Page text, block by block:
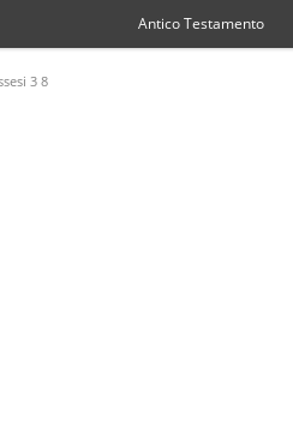
Antico Testamento
3 8